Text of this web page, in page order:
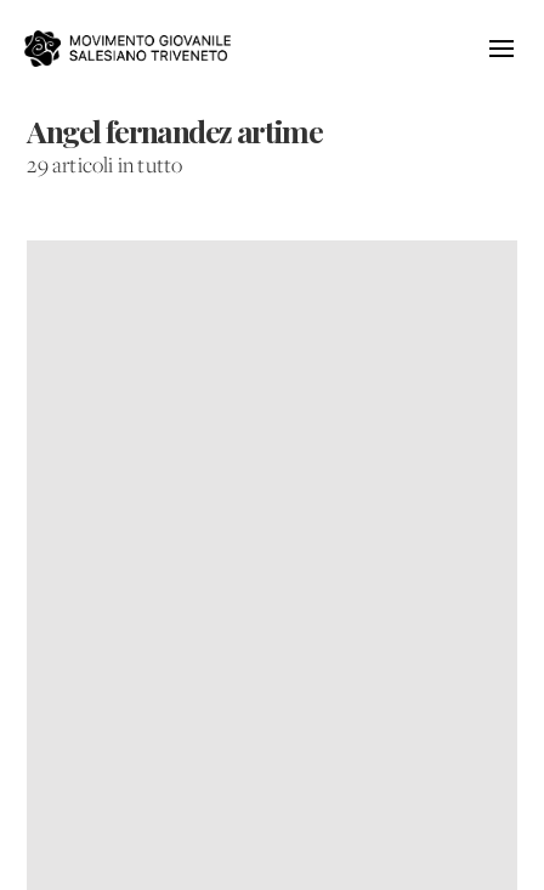
Angel fernandez artime
29 articoli in tutto